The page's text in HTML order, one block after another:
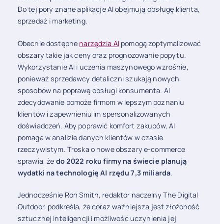
Do tej pory znane aplikacje AI obejmują obsługę klienta,
sprzedaż i marketing.
Obecnie dostępne narzędzia AIpomogą zoptymalizować
obszary takie jak ceny oraz prognozowanie popytu.
Wykorzystanie AI i uczenia maszynowego wzrośnie,
ponieważ sprzedawcy detaliczni szukają nowych
sposobów na poprawę obsługi konsumenta. AI
zdecydowanie pomoże firmom w lepszym poznaniu
klientów i zapewnieniu im spersonalizowanych
doświadczeń. Aby poprawić komfort zakupów, AI
pomaga w analizie danych klientów w czasie
rzeczywistym. Troska o nowe obszary e-commerce
sprawia, że do 2022 roku firmy na świecie planują
wydatki na technologię AI rzędu 7,3 miliarda.
Jednocześnie Ron Smith, redaktor naczelny The Digital
Outdoor, podkreśla, że ​​coraz ważniejsza jest złożoność
sztucznej inteligencji i możliwość uczynienia jej